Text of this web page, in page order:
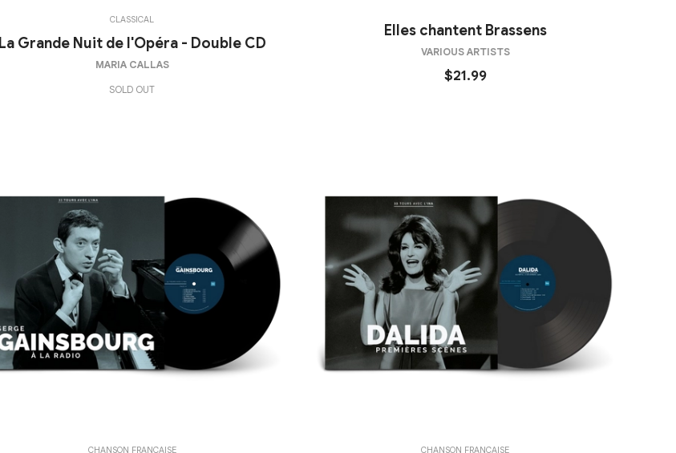
CLASSICAL
La Grande Nuit de l'Opéra - Double CD
MARIA CALLAS
SOLD OUT
Elles chantent Brassens
VARIOUS ARTISTS
$21.99
CHANSON FRANÇAISE CHANSON FRANÇAISE